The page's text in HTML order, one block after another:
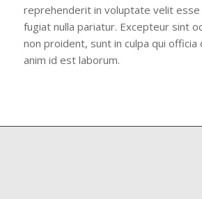
reprehenderit in voluptate velit esse
fugiat nulla pariatur. Excepteur sint
non proident, sunt in culpa qui
anim id est laborum.